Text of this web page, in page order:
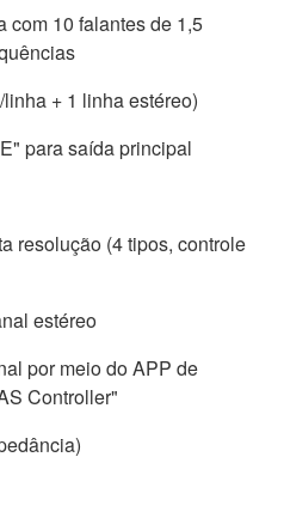
com 10 falantes de 1,5
+ 1 linha estéreo)
para saída principal
resolução (4 tipos, controle
estéreo
por meio do APP de
Controller"